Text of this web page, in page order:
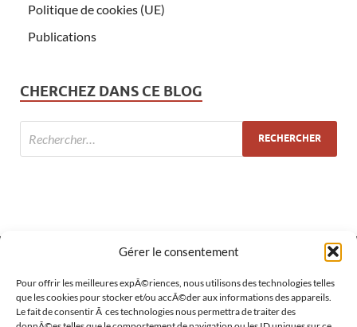
Gérer le consentement
Pour offrir les meilleures expÃ©riences, nous utilisons des technologies telles
que les cookies pour stocker et/ou accÃ©der aux informations des appareils.
Le fait de consentir Ã ces technologies nous permettra de traiter des
Politique de cookies (UE)
Publications
CHERCHEZ DANS CE BLOG
MÉTA
Connexion